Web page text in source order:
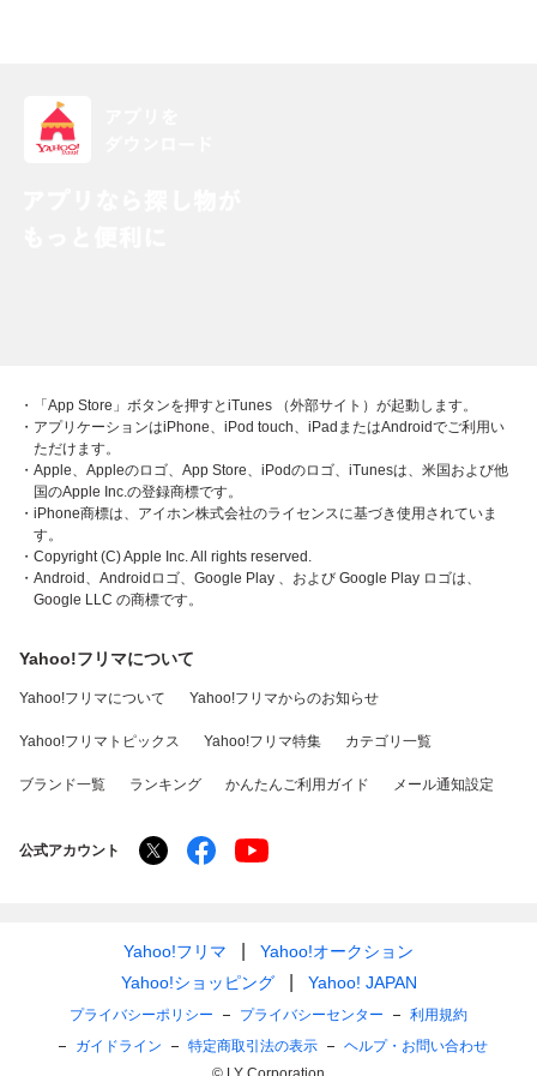
・「App Store」ボタンを押すとiTunes （外部サイト）が起動します。
・アプリケーションはiPhone、iPod touch、iPadまたはAndroidでご利用い
ただけます。
・Apple、Appleのロゴ、App Store、iPodのロゴ、iTunesは、米国および他
国のApple Inc.の登録商標です。
・iPhone商標は、アイホン株式会社のライセンスに基づき使用されていま
す。
・Copyright (C) Apple Inc. All rights reserved.
・Android、Androidロゴ、Google Play 、および Google Play ロゴは、
Google LLC の商標です。
Yahoo!フリマについて
Yahoo!フリマについて Yahoo!フリマからのお知らせ
Yahoo!フリマトピックス Yahoo!フリマ特集 カテゴリ一覧
ブランド一覧 ランキング かんたんご利用ガイド メール通知設定
公式アカウント
Yahoo!フリマ
Yahoo!オークション
Yahoo!ショッピング
Yahoo! JAPAN
プライバシーポリシー プライバシーセンター
利用規約
ガイドライン
特定商取引法の表示
ヘルプ・お問い合わせ